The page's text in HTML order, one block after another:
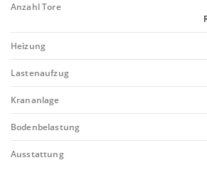
Anzahl Tore
Heizung
Lastenaufzug
Krananlage
Bodenbelastung
Ausstattung